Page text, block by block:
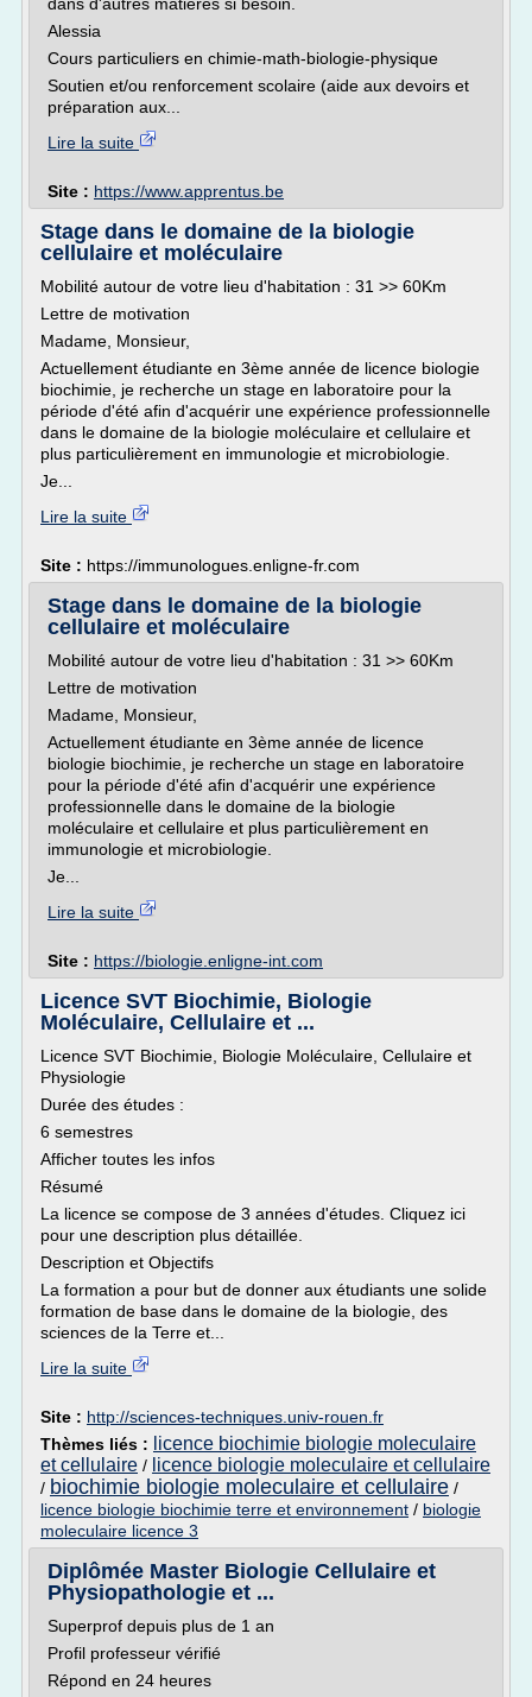
Alessia
Cours particuliers en chimie-math-biologie-physique
Soutien et/ou renforcement scolaire (aide aux devoirs et
préparation aux...
Lire la suite
Site : https://www.apprentus.be
Stage dans le domaine de la biologie
cellulaire et moléculaire
Mobilité autour de votre lieu d'habitation : 31 >> 60Km
Lettre de motivation
Madame, Monsieur,
Actuellement étudiante en 3ème année de licence biologie
biochimie, je recherche un stage en laboratoire pour la
période d'été afin d'acquérir une expérience professionnelle
dans le domaine de la biologie moléculaire et cellulaire et
plus particulièrement en immunologie et microbiologie.
Je...
Lire la suite
Site : https://immunologues.enligne-fr.com
Stage dans le domaine de la biologie
cellulaire et moléculaire
Mobilité autour de votre lieu d'habitation : 31 >> 60Km
Lettre de motivation
Madame, Monsieur,
Actuellement étudiante en 3ème année de licence
biologie biochimie, je recherche un stage en laboratoire
pour la période d'été afin d'acquérir une expérience
professionnelle dans le domaine de la biologie
moléculaire et cellulaire et plus particulièrement en
immunologie et microbiologie.
Je...
Lire la suite
Site : https://biologie.enligne-int.com
Licence SVT Biochimie, Biologie
Moléculaire, Cellulaire et ...
Licence SVT Biochimie, Biologie Moléculaire, Cellulaire et
Physiologie
Durée des études :
6 semestres
Afficher toutes les infos
Résumé
La licence se compose de 3 années d'études. Cliquez ici
pour une description plus détaillée.
Description et Objectifs
La formation a pour but de donner aux étudiants une solide
formation de base dans le domaine de la biologie, des
sciences de la Terre et...
Lire la suite
Site : http://sciences-techniques.univ-rouen.fr
Thèmes liés :
licence biochimie biologie moleculaire
et cellulaire / licence biologie moleculaire et cellulaire
/ biochimie biologie moleculaire et cellulaire /
licence biologie biochimie terre et environnement / biologie
moleculaire licence 3
Diplômée Master Biologie Cellulaire et
Physiopathologie et ...
Superprof depuis plus de 1 an
Profil professeur vérifié
Répond en 24 heures